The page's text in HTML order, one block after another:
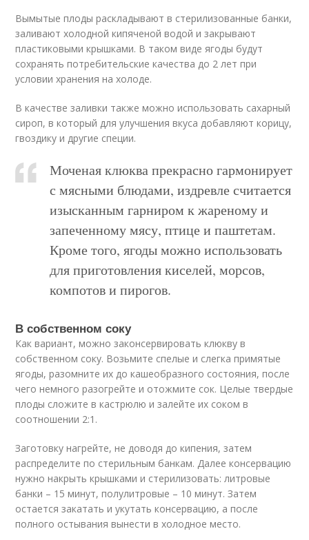
Вымытые плоды раскладывают в стерилизованные банки,
заливают холодной кипяченой водой и закрывают
пластиковыми крышками. В таком виде ягоды будут
сохранять потребительские качества до 2 лет при
условии хранения на холоде.
В качестве заливки также можно использовать сахарный
сироп, в который для улучшения вкуса добавляют корицу,
гвоздику и другие специи.
Моченая клюква прекрасно гармонирует
с мясными блюдами, издревле считается
изысканным гарниром к жареному и
запеченному мясу, птице и паштетам.
Кроме того, ягоды можно использовать
для приготовления киселей, морсов,
компотов и пирогов.
В собственном соку
Как вариант, можно законсервировать клюкву в
собственном соку. Возьмите спелые и слегка примятые
ягоды, разомните их до кашеобразного состояния, после
чего немного разогрейте и отожмите сок. Целые твердые
плоды сложите в кастрюлю и залейте их соком в
соотношении 2:1.
Заготовку нагрейте, не доводя до кипения, затем
распределите по стерильным банкам. Далее консервацию
нужно накрыть крышками и стерилизовать: литровые
банки – 15 минут, полулитровые – 10 минут. Затем
остается закатать и укутать консервацию, а после
полного остывания вынести в холодное место.